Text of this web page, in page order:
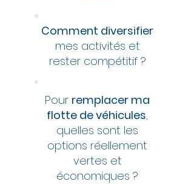
Pour remplacer ma
flotte de véhicules,
quelles sont les
options réellement
vertes et
économiques ?
Comment diversifier
mes activités et
rester compétitif ?